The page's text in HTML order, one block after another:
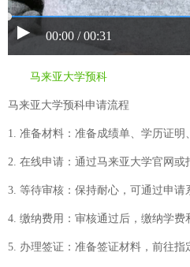
00:00 / 00:31
马来亚大学预科
马来亚大学预科申请流程
1. 准备材料：准备成绩单、学历证明
2. 在线申请：通过马来亚大学官网或
3. 等待审核：保持耐心，可通过申请
4. 缴纳费用：审核通过后，缴纳学费
5. 办理签证：准备签证材料，前往指